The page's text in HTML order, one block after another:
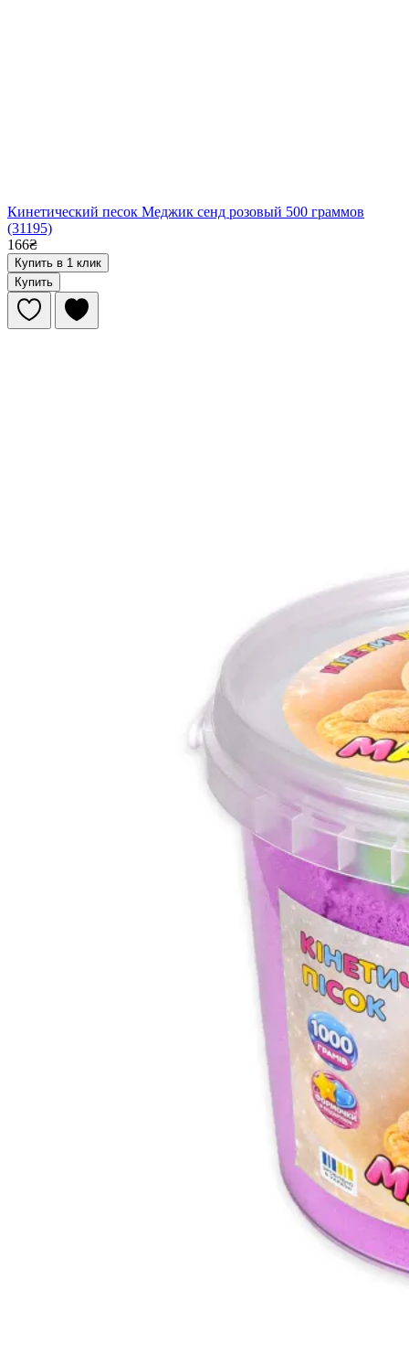
Кинетический песок Меджик сенд розовый 500 граммов
(31195)
166₴
Купить в 1 клик
Купить